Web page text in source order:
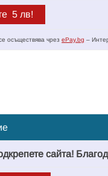
осъществява чрезePay.bg –
сайта!